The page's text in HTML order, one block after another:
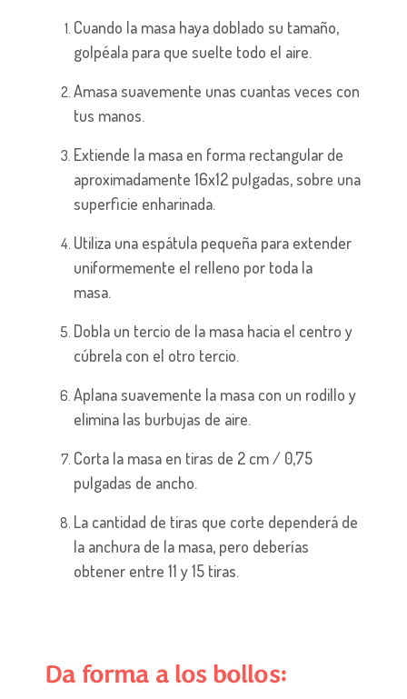
Cuando la masa haya doblado su tamaño,
golpéala para que suelte todo el aire.
Amasa suavemente unas cuantas veces con
tus manos.
Extiende la masa en forma rectangular de
aproximadamente 16x12 pulgadas, sobre una
superficie enharinada.
Utiliza una espátula pequeña para extender
uniformemente el relleno por toda la
masa.
Dobla un tercio de la masa hacia el centro y
cúbrela con el otro tercio.
Aplana suavemente la masa con un rodillo y
elimina las burbujas de aire.
Corta la masa en tiras de 2 cm / 0,75
pulgadas de ancho.
La cantidad de tiras que corte dependerá de
la anchura de la masa, pero deberías
obtener entre 11 y 15 tiras.
Da forma a los bollos: